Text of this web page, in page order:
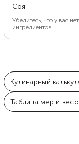
Соя
Убедитесь, что у вас
ингредиентов.
Кулинарный
Таблица мер и